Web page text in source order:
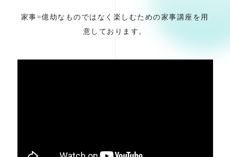
家事=億劫なものではなく楽しむための家事講座を用
意しております。